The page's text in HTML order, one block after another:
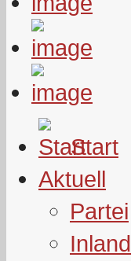
Start
Aktuell
Partei
Inland